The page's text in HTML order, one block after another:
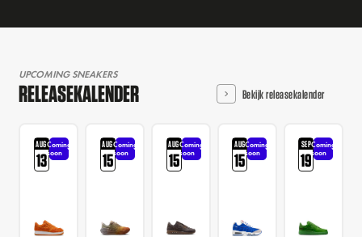
UPCOMING SNEAKERS
RELEASEKALENDER Bekijk releasekalender
AUG
13
Coming
soon
AUG
15
Coming
soon
AUG
15
Coming
soon
AUG
15
Coming
soon
SEP
19
Coming
soon